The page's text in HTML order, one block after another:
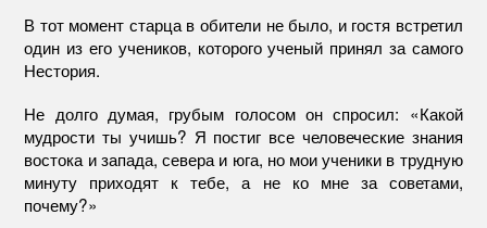
В тот момент старца в обители не было, и гостя встретил
один из его учеников, которого ученый принял за самого
Нестория.
Не долго думая, грубым голосом он спросил: «Какой
мудрости ты учишь? Я постиг все человеческие знания
востока и запада, севера и юга, но мои ученики в трудную
минуту приходят к тебе, а не ко мне за советами,
почему?»